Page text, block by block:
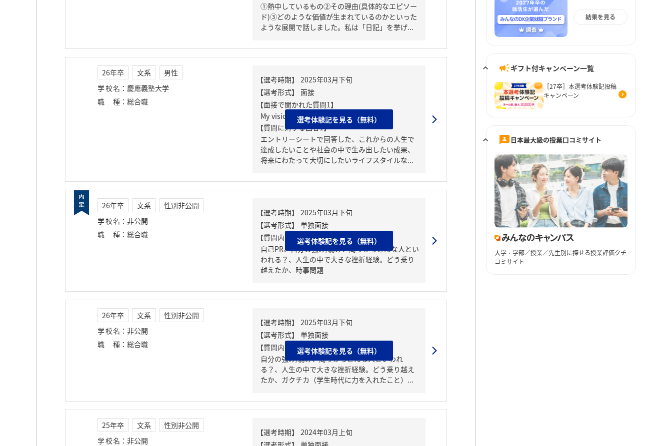
①熱中しているもの②その理由(具体的なエピソー
ド)③どのような価値が生まれているのかといった
ような展開で話しました。私は「日記」を挙げ...
26年卒 文系
男性
学校名 ： 慶應義塾大学
職種 ： 総合職
【面接で聞かれた質問1】
My visionの概要説明
【質問に対する回答1】
エントリーシートで回答した、これからの人生で
達成したいことや社会の中で生み出したい成果、
将来にわたって大切にしたいライフスタイルな...
選考体験記を見る（無料）
26年卒 文系
性別非公開
学校名 ： 非公開
職種 ： 総合職
【質問内容・課題】
自己PR、自分の強み/弱み、周りからどんな人とい
われる？、人生の中で大きな挫折経験。どう乗り
越えたか、時事問題
選考体験記を見る（無料）
26年卒 文系
性別非公開
学校名 ： 非公開
職種 ： 総合職
【質問内容・課題】
自分の強み/弱み、周りからどんな人といわれ
る？、人生の中で大きな挫折経験。どう乗り越え
たか、ガクチカ（学生時代に力を入れたこと）...
選考体験記を見る（無料）
25年卒 文系
性別非公開
学校名 ： 非公開
結果を見る
ギフト付キャンペーン一覧
［27卒］本選考体験記投稿
キャンペーン
日本最大級の授業口コミサイト
大学・学部／授業／先生別に探せる授業評価クチ
コミサイト